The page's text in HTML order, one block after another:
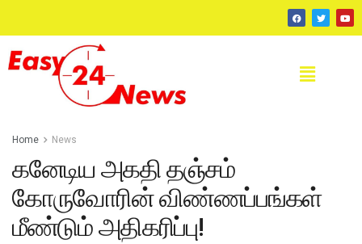
Home News
கனேடிய அகதி தஞ்சம்
கோருவோரின் விண்ணப்பங்கள்
மீண்டும் அதிகரிப்பு!